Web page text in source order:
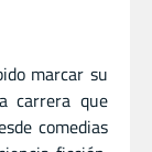
marcar su
carrera que
comedias